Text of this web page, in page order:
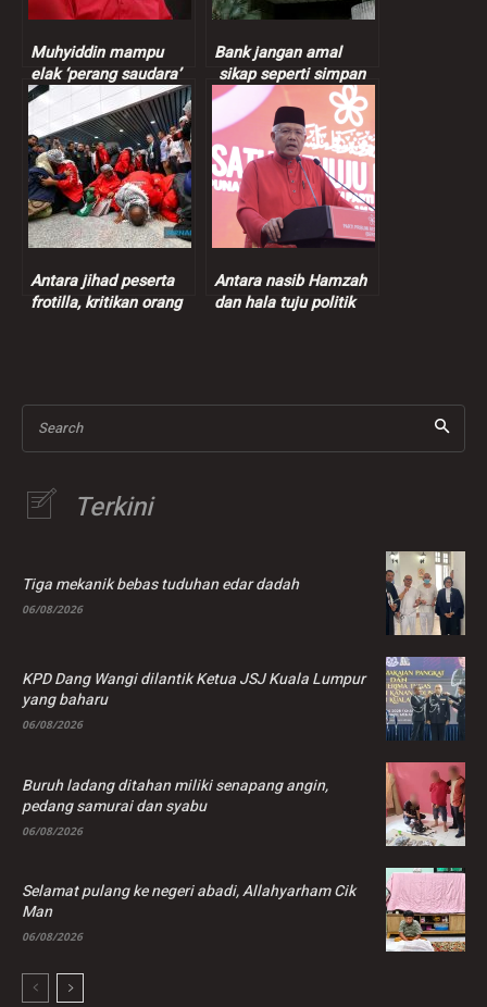
Muhyiddin mampu
elak ‘perang saudara’
dalam Bersatu
Bank jangan amal
sikap seperti simpan
duit bawah bantal
Antara jihad peserta
frotilla, kritikan orang
Antara nasib Hamzah
dan hala tuju politik
Search
Terkini
Tiga mekanik bebas tuduhan edar dadah
06/08/2026
KPD Dang Wangi dilantik Ketua JSJ Kuala Lumpur
yang baharu
06/08/2026
Buruh ladang ditahan miliki senapang angin,
pedang samurai dan syabu
06/08/2026
Selamat pulang ke negeri abadi, Allahyarham Cik
Man
06/08/2026